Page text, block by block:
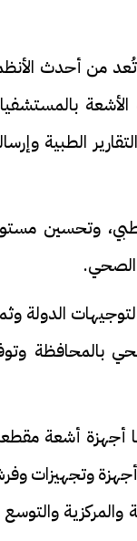
من أحدث
الأشعة
الطبية
وتحسين
الصحي.
الدولة
بالمحافظة
أجهزة أشعة
أجهزة وتجهيزات
والتوسع